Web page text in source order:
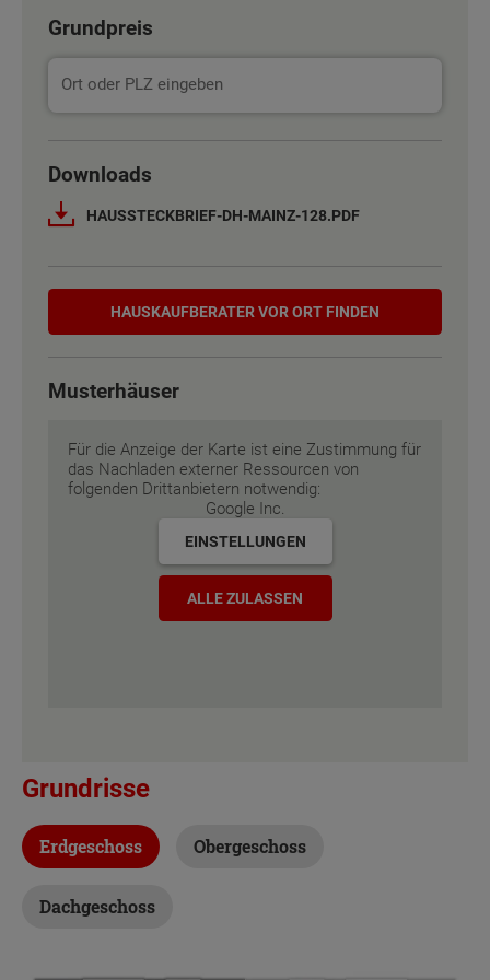
Basisinformation
Etagen 3
Energiestandard EH 55 GEG
Inklusivausstattung
Basisinformation
Etagen 3
Energiestandard EH 55 GEG
Inklusivausstattung
Grundpreis
Downloads
HAUSSTECKBRIEF-DH-MAINZ-128.PDF
Hauskaufberater
HAUSKAUF­BERATER VOR ORT FINDEN
Musterhäuser
Für die Anzeige der Karte ist eine Zustimmung für
das Nachladen externer Ressourcen von
folgenden Drittanbietern notwendig:
Google Inc.
EINSTELLUNGEN
ALLE ZULASSEN
Grundrisse
Erdgeschoss Obergeschoss
Dachgeschoss